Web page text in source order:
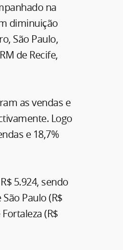
na
diminuição
São Paulo,
de Recife,
as vendas e
Logo
e 18,7%
5.924, sendo
Paulo (R$
(R$